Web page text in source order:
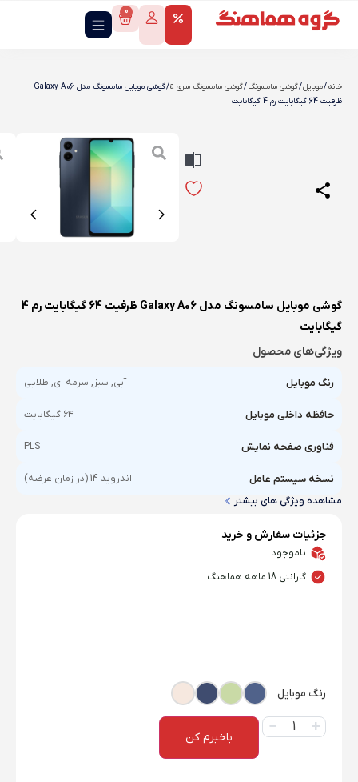
0
خانه/موبایل/گوشی سامسونگ/گوشی سامسونگ سری a
/ گوشی موبايل سامسونگ مدل Galaxy A06
ظرفیت 64 گیگابایت رم 4 گیگابایت
گوشی موبايل سامسونگ مدل Galaxy A06 ظرفیت 64 گیگابایت رم 4
گیگابایت
ویژگی‌های محصول
رنگ موبایل آبی, سبز, سرمه ای, طلایی
حافظه داخلی موبایل ۶۴ گیگابایت
فناوری صفحه‌ نمایش PLS
نسخه سیستم عامل
اندروید 14 (در زمان عرضه)
مشاهده ویژگی های بیشتر
جزئیات سفارش و خرید
ناموجود
گارانتی 18 ماهه هماهنگ
رنگ موبایل
باخبرم کن